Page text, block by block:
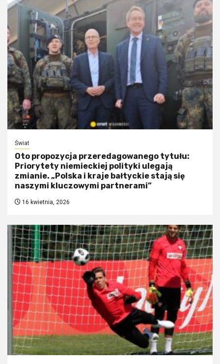
Świat
Oto propozycja przeredagowanego tytułu:
Priorytety niemieckiej polityki ulegają
zmianie. „Polska i kraje bałtyckie stają się
naszymi kluczowymi partnerami”
16 kwietnia, 2026